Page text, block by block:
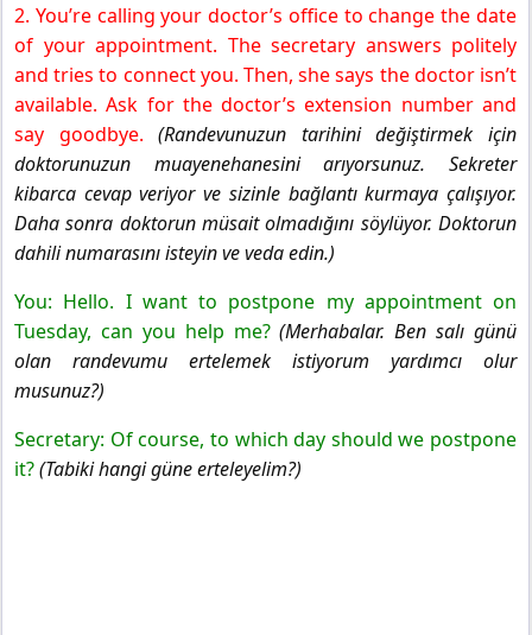
2. You’re calling your doctor’s office to change the date
of your appointment. The secretary answers politely
and tries to connect you. Then, she says the doctor isn’t
available. Ask for the doctor’s extension number and
say goodbye.(Randevunuzun tarihini değiştirmek için
doktorunuzun muayenehanesini arıyorsunuz. Sekreter
kibarca cevap veriyor ve sizinle bağlantı kurmaya çalışıyor.
Daha sonra doktorun müsait olmadığını söylüyor. Doktorun
dahili numarasını isteyin ve veda edin.)
You: Hello. I want to postpone my appointment on
Tuesday, can you help me?(Merhabalar. Ben salı günü
olan randevumu ertelemek istiyorum yardımcı olur
musunuz?)
Secretary: Of course, to which day should we postpone
it?(Tabiki hangi güne erteleyelim?)